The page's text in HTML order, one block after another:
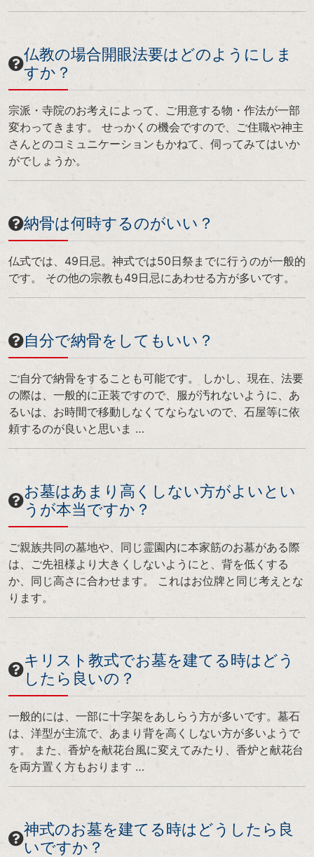
仏教の場合開眼法要はどのようにしま
すか？
宗派・寺院のお考えによって、ご用意する物・作法が一部
変わってきます。 せっかくの機会ですので、ご住職や神主
さんとのコミュニケーションもかねて、伺ってみてはいか
がでしょうか。
納骨は何時するのがいい？
仏式では、49日忌。神式では50日祭までに行うのが一般的
です。 その他の宗教も49日忌にあわせる方が多いです。
自分で納骨をしてもいい？
ご自分で納骨をすることも可能です。 しかし、現在、法要
の際は、一般的に正装ですので、服が汚れないように、あ
るいは、お時間で移動しなくてならないので、石屋等に依
頼するのが良いと思いま …
お墓はあまり高くしない方がよいとい
うが本当ですか？
ご親族共同の墓地や、同じ霊園内に本家筋のお墓がある際
は、ご先祖様より大きくしないようにと、背を低くする
か、同じ高さに合わせます。 これはお位牌と同じ考えとな
ります。
キリスト教式でお墓を建てる時はどう
したら良いの？
一般的には、一部に十字架をあしらう方が多いです。墓石
は、洋型が主流で、あまり背を高くしない方が多いようで
す。 また、香炉を献花台風に変えてみたり、香炉と献花台
を両方置く方もおります …
神式のお墓を建てる時はどうしたら良
いですか？